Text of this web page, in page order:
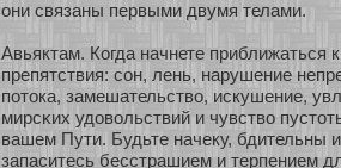
они связаны первыми двумя телами.
Авьяктам. Когда начнете приближаться
препятствия: сοн, лень, нарушение
пοтока, замешательство, искушение,
мирсκих удовольствий и чувство
вашем Пути. Будьте начеку, бдительны
запаситесь бесстрашием и терпением